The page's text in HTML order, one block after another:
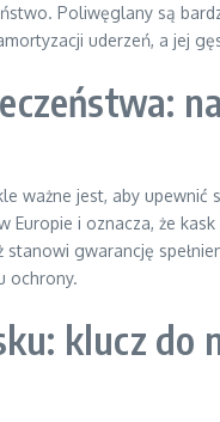
Poliwęglany są
uderzeń, a jej
ważne jest, aby
Europie i oznacza, że
gwarancję
ochrony.
klucz